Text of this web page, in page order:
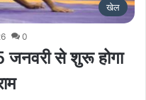
खेल
0
जनवरी से शुरू होगा